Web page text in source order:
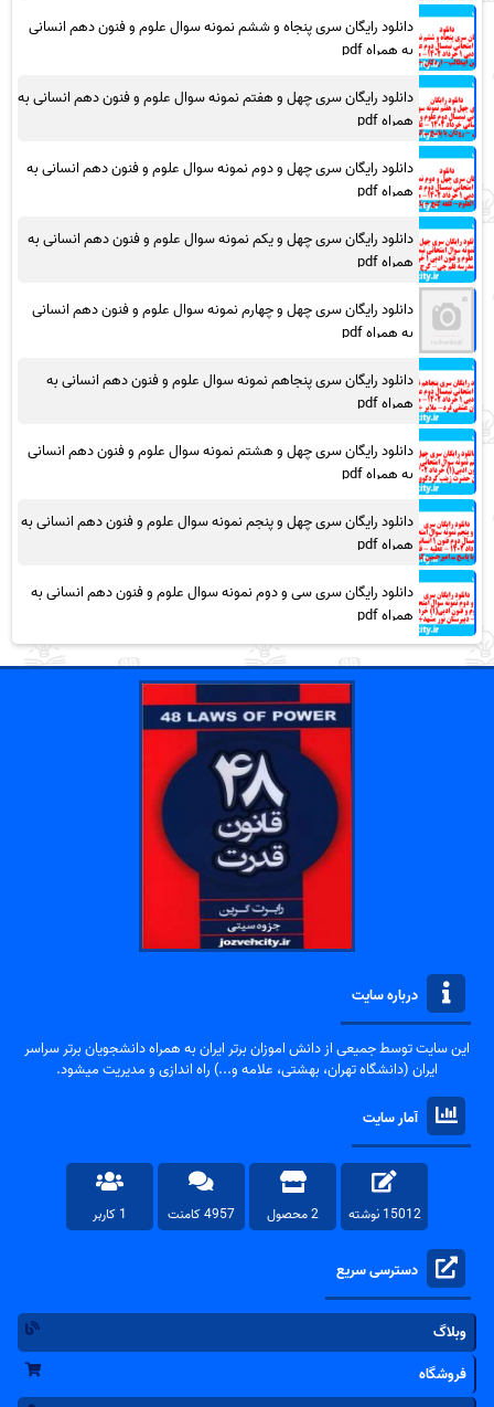
دانلود رایگان سری پنجاه و ششم نمونه سوال علوم و فنون دهم انسانی
به همراه pdf
دانلود رایگان سری چهل و هفتم نمونه سوال علوم و فنون دهم انسانی به
همراه pdf
دانلود رایگان سری چهل و دوم نمونه سوال علوم و فنون دهم انسانی به
همراه pdf
دانلود رایگان سری چهل و یکم نمونه سوال علوم و فنون دهم انسانی به
همراه pdf
دانلود رایگان سری چهل و چهارم نمونه سوال علوم و فنون دهم انسانی
به همراه pdf
دانلود رایگان سری پنجاهم نمونه سوال علوم و فنون دهم انسانی به
همراه pdf
دانلود رایگان سری چهل و هشتم نمونه سوال علوم و فنون دهم انسانی
به همراه pdf
دانلود رایگان سری چهل و پنجم نمونه سوال علوم و فنون دهم انسانی به
همراه pdf
دانلود رایگان سری سی و دوم نمونه سوال علوم و فنون دهم انسانی به
همراه pdf
درباره سایت
این سایت توسط جمیعی از دانش اموزان برتر ایران به همراه دانشجویان برتر سراسر
ایران (دانشگاه تهران، بهشتی، علامه و...) راه اندازی و مدیریت میشود.
آمار سایت
15012 نوشته 2 محصول 4957 کامنت 1 کاربر
دسترسی سریع
وبلاگ
فروشگاه